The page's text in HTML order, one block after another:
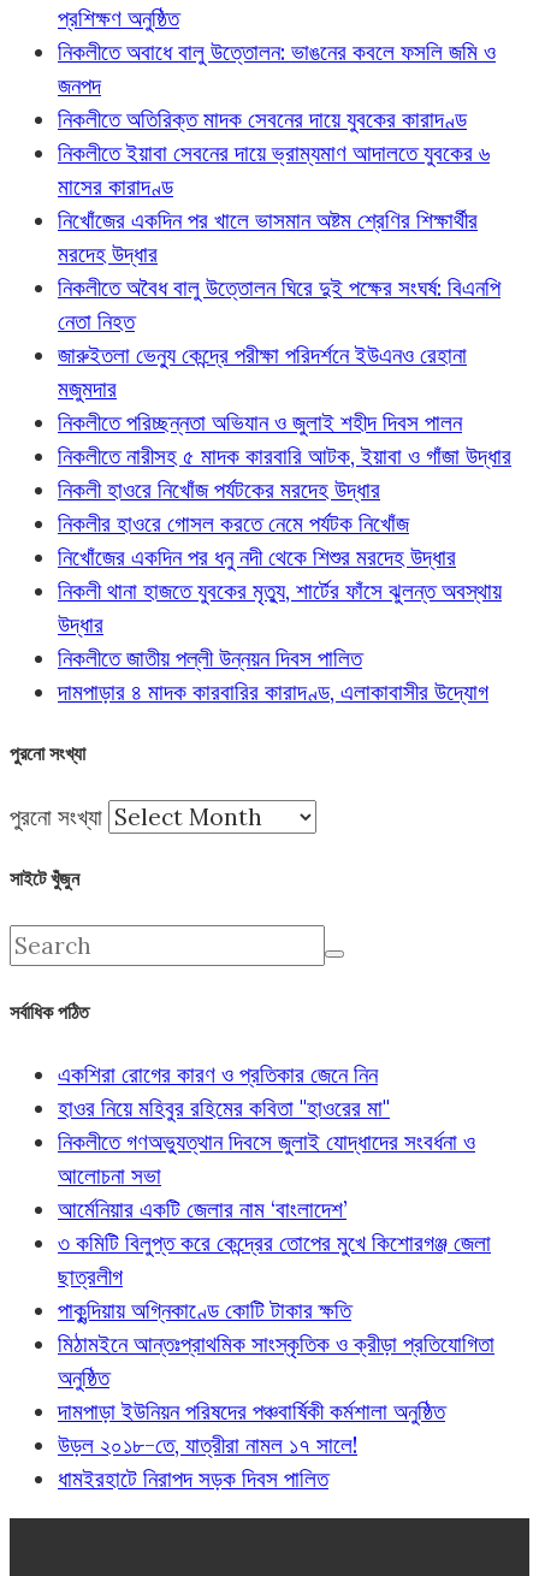
প্রশিক্ষণ অনুষ্ঠিত
নিকলীতে অবাধে বালু উত্তোলন: ভাঙনের কবলে ফসলি জমি ও
জনপদ
নিকলীতে অতিরিক্ত মাদক সেবনের দায়ে যুবকের কারাদণ্ড
নিকলীতে ইয়াবা সেবনের দায়ে ভ্রাম্যমাণ আদালতে যুবকের ৬
মাসের কারাদণ্ড
নিখোঁজের একদিন পর খালে ভাসমান অষ্টম শ্রেণির শিক্ষার্থীর
মরদেহ উদ্ধার
নিকলীতে অবৈধ বালু উত্তোলন ঘিরে দুই পক্ষের সংঘর্ষ: বিএনপি
নেতা নিহত
জারুইতলা ভেন্যু কেন্দ্রে পরীক্ষা পরিদর্শনে ইউএনও রেহানা
মজুমদার
নিকলীতে পরিচ্ছন্নতা অভিযান ও জুলাই শহীদ দিবস পালন
নিকলীতে নারীসহ ৫ মাদক কারবারি আটক, ইয়াবা ও গাঁজা উদ্ধার
নিকলী হাওরে নিখোঁজ পর্যটকের মরদেহ উদ্ধার
নিকলীর হাওরে গোসল করতে নেমে পর্যটক নিখোঁজ
নিখোঁজের একদিন পর ধনু নদী থেকে শিশুর মরদেহ উদ্ধার
নিকলী থানা হাজতে যুবকের মৃত্যু, শার্টের ফাঁসে ঝুলন্ত অবস্থায়
উদ্ধার
নিকলীতে জাতীয় পল্লী উন্নয়ন দিবস পালিত
দামপাড়ার ৪ মাদক কারবারির কারাদণ্ড, এলাকাবাসীর উদ্যোগ
পুরনো সংখ্যা
পুরনো সংখ্যা
সাইটে খুঁজুন
সর্বাধিক পঠিত
একশিরা রোগের কারণ ও প্রতিকার জেনে নিন
হাওর নিয়ে মহিবুর রহিমের কবিতা "হাওরের মা"
নিকলীতে গণঅভ্যুত্থান দিবসে জুলাই যোদ্ধাদের সংবর্ধনা ও
আলোচনা সভা
আর্মেনিয়ার একটি জেলার নাম ‘বাংলাদেশ’
৩ কমিটি বিলুপ্ত করে কেন্দ্রের তোপের মুখে কিশোরগঞ্জ জেলা
ছাত্রলীগ
পাকুন্দিয়ায় অগ্নিকাণ্ডে কোটি টাকার ক্ষতি
মিঠামইনে আন্তঃপ্রাথমিক সাংস্কৃতিক ও ক্রীড়া প্রতিযোগিতা
অনুষ্ঠিত
দামপাড়া ইউনিয়ন পরিষদের পঞ্চবার্ষিকী কর্মশালা অনুষ্ঠিত
উড়ল ২০১৮-তে, যাত্রীরা নামল ১৭ সালে!
ধামইরহাটে নিরাপদ সড়ক দিবস পালিত